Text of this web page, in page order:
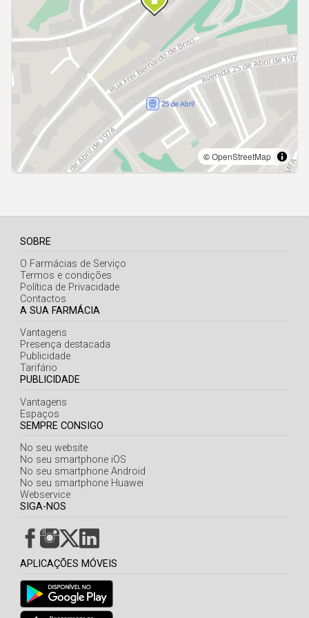
Açores
SOBRE
O Farmácias de Serviço
Termos e condições
Política de Privacidade
Contactos
A SUA FARMÁCIA
Vantagens
Presença destacada
Publicidade
Tarifário
PUBLICIDADE
Vantagens
Espaços
SEMPRE CONSIGO
No seu website
No seu smartphone iOS
No seu smartphone Android
No seu smartphone Huawei
Webservice
SIGA-NOS
APLICAÇÕES MÓVEIS